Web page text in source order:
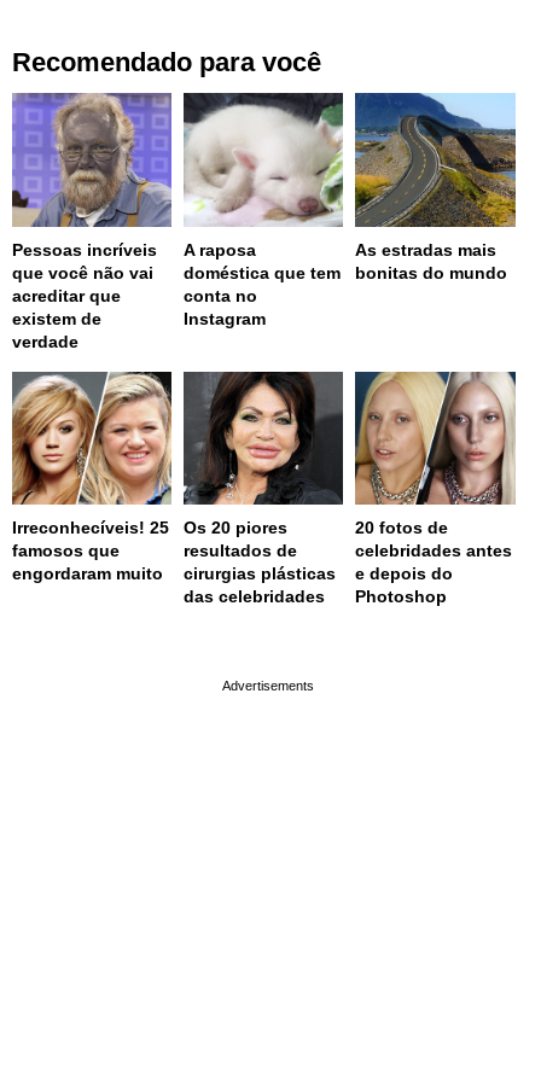
Recomendado para você
Pessoas incríveis
que você não vai
acreditar que
existem de
verdade
A raposa
doméstica que tem
conta no
Instagram
As estradas mais
bonitas do mundo
Irreconhecíveis! 25
famosos que
engordaram muito
Os 20 piores
resultados de
cirurgias plásticas
das celebridades
20 fotos de
celebridades antes
e depois do
Photoshop